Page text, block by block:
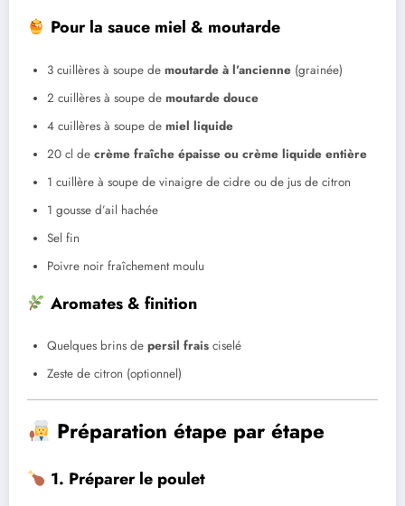
Pour la sauce miel & moutarde
3 cuillères à soupe de moutarde à l’ancienne (grainée)
2 cuillères à soupe de moutarde douce
4 cuillères à soupe de miel liquide
20 cl de crème fraîche épaisse ou crème liquide entière
1 cuillère à soupe de vinaigre de cidre ou de jus de citron
1 gousse d’ail hachée
Sel fin
Poivre noir fraîchement moulu
Aromates & finition
Quelques brins de persil frais ciselé
Zeste de citron (optionnel)
Préparation étape par étape
1. Préparer le poulet